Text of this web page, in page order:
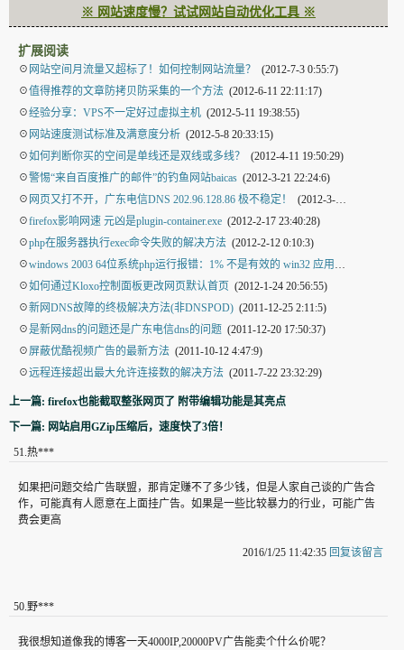
※ 网站速度慢？试试网站自动优化工具 ※
扩展阅读
☉ 网站空间月流量又超标了！如何控制网站流量？
(2012-7-3 0:55:7)
☉值得推荐的文章防拷贝防采集的一个方法 (2012-6-11 22:11:17)
☉经验分享：VPS不一定好过虚拟主机 (2012-5-11 19:38:55)
☉ 网站速度测试标准及满意度分析 (2012-5-8 20:33:15)
☉如何判断你买的空间是单线还是双线或多线？
(2012-4-11 19:50:29)
☉警惕“来自百度推广的邮件”的钓鱼网站baicas (2012-3-21 22:24:6)
☉ 网页又打不开，广东电信DNS 202.96.128.86 极不稳定！
(2012-3-6 1:55:21)
☉firefox影响网速 元凶是plugin-container.exe (2012-2-17 23:40:28)
☉php在服务器执行exec命令失败的解决方法 (2012-2-12 0:10:3)
☉windows 2003 64位系统php运行报错：1% 不是有效的 win32 应用程序
☉如何通过Kloxo控制面板更改网页默认首页 (2012-1-24 20:56:55)
☉新网DNS故障的终极解决方法(非DNSPOD) (2011-12-25 2:11:5)
☉是新网dns的问题还是广东电信dns的问题 (2011-12-20 17:50:37)
☉屏蔽优酷视频广告的最新方法 (2011-10-12 4:47:9)
☉远程连接超出最大允许连接数的解决方法 (2011-7-22 23:32:29)
上一篇: firefox也能截取整张网页了 附带编辑功能是其亮点
下一篇: 网站启用GZip压缩后，速度快了3倍！
51.热***
如果把问题交给广告联盟，那肯定赚不了多少钱，但是人家自己谈的广告合
作，可能真有人愿意在上面挂广告。如果是一些比较暴力的行业，可能广告
费会更高
2016/1/25 11:42:35 回复该留言
50.野***
我很想知道像我的博客一天4000IP,20000PV广告能卖个什么价呢？